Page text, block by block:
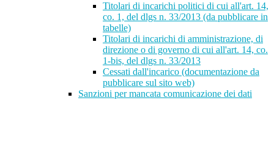
Titolari di incarichi politici di cui all'art. 14,
co. 1, del dlgs n. 33/2013 (da pubblicare in
tabelle)
Titolari di incarichi di amministrazione, di
direzione o di governo di cui all'art. 14, co.
1-bis, del dlgs n. 33/2013
Cessati dall'incarico (documentazione da
pubblicare sul sito web)
Sanzioni per mancata comunicazione dei dati